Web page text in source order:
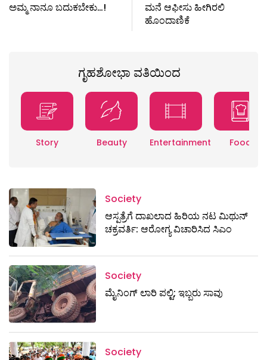
ಅಮ್ಮ ನಾನೂ ಬದುಕಬೇಕು…!
ಮನೆ ಆಫೀಸು ಹೀಗಿರಲಿ
ಹೊಂದಾಣಿಕೆ
ಗೃಹಶೋಭಾ ವತಿಯಿಂದ
Story Beauty Entertainment Food
Society
ಆಸ್ಪತ್ರೆಗೆ ದಾಖಲಾದ ಹಿರಿಯ ನಟ ಮಿಥುನ್​
ಚಕ್ರವರ್ತಿ: ಆರೋಗ್ಯ ವಿಚಾರಿಸಿದ ಸಿಎಂ
Society
ಮೈನಿಂಗ್‌ ಲಾರಿ ಪಲ್ಟಿ; ಇಬ್ಬರು ಸಾವು
Society